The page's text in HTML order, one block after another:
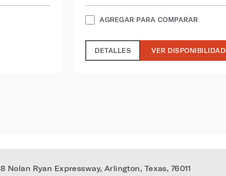
AGREGAR PARA COMPARAR
DETALLES VER DISPONIBILIDAD
Nolan Ryan Expressway, Arlington, Texas, 76011